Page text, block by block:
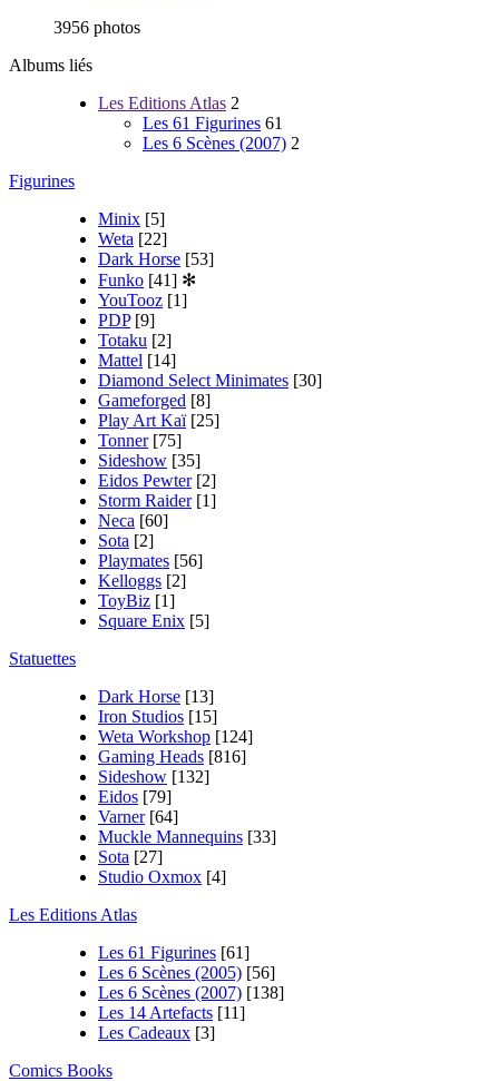
3956 photos
Albums liés
Les Editions Atlas 2
Les 61 Figurines 61
Les 6 Scènes (2007) 2
Figurines
Minix [5]
Weta [22]
Dark Horse [53]
Funko [41] ✻
YouTooz [1]
PDP [9]
Totaku [2]
Mattel [14]
Diamond Select Minimates [30]
Gameforged [8]
Play Art Kaï [25]
Tonner [75]
Sideshow [35]
Eidos Pewter [2]
Storm Raider [1]
Neca [60]
Sota [2]
Playmates [56]
Kelloggs [2]
ToyBiz [1]
Square Enix [5]
Statuettes
Dark Horse [13]
Iron Studios [15]
Weta Workshop [124]
Gaming Heads [816]
Sideshow [132]
Eidos [79]
Varner [64]
Muckle Mannequins [33]
Sota [27]
Studio Oxmox [4]
Les Editions Atlas
Les 61 Figurines [61]
Les 6 Scènes (2005) [56]
Les 6 Scènes (2007) [138]
Les 14 Artefacts [11]
Les Cadeaux [3]
Comics Books